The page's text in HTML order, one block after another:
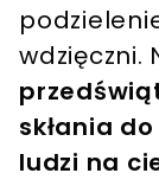
wdzięczni.
skłania
ludzi na